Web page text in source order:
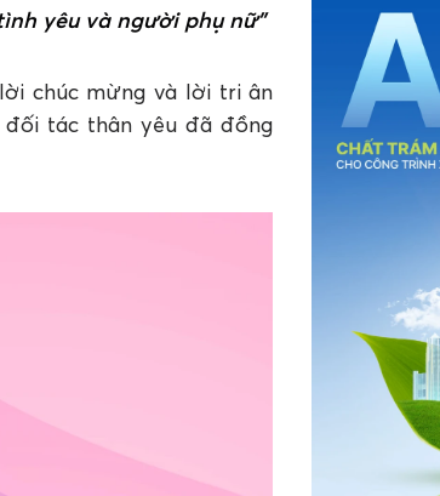
yêu và người phụ nữ"
chúc mừng và lời tri ân
đối tác thân yêu đã đồng